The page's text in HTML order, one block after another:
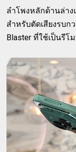
ลำโพงหลักด้านล่าง
สำหรับตัดเสียงรบก
Blaster ที่ใช้เป็นรีโ